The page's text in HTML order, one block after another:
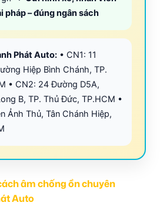
pháp – đúng ngân sách
Phát Auto: • CN1: 11
Hiệp Bình Chánh, TP.
• CN2: 24 Đường D5A,
B, TP. Thủ Đức, TP.HCM •
Ảnh Thủ, Tân Chánh Hiệp,
âm chống ồn chuyên
Auto